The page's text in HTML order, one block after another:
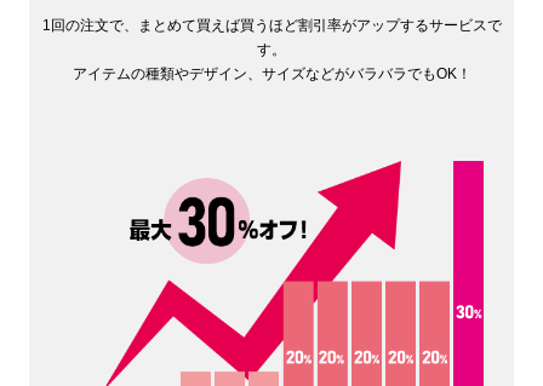
1回の注文で、まとめて買えば買うほど割引率がアップするサービスで
す。
アイテムの種類やデザイン、サイズなどがバラバラでもOK！